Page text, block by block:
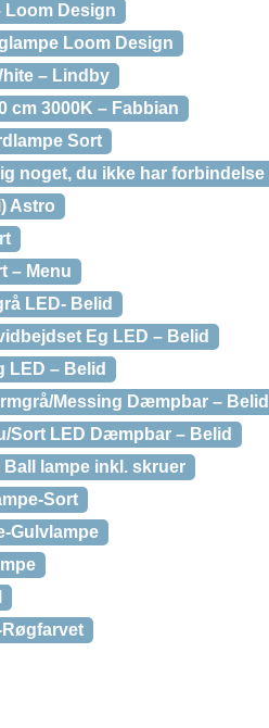
Loom Design
Loom Design
– Lindby
cm 3000K – Fabbian
Sort
noget, du ikke har forbindelse
Astro
– Menu
LED- Belid
Eg LED – Belid
LED – Belid
Messing Dæmpbar – Belid
Sort LED Dæmpbar – Belid
lampe inkl. skruer
Sort
Gulvlampe